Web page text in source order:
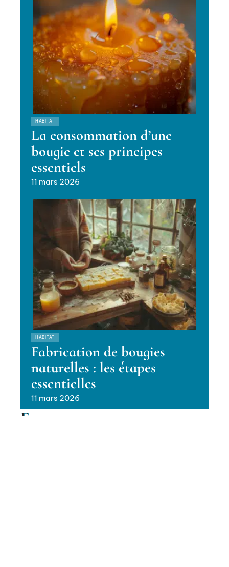
HABITAT
La consommation d’une
bougie et ses principes
essentiels
11 mars 2026
HABITAT
Fabrication de bougies
naturelles : les étapes
essentielles
11 mars 2026
En vogue